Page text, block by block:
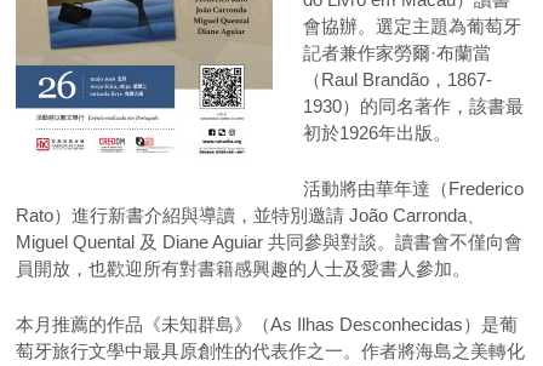
會協辦。選定主題為葡萄牙
記者兼作家勞爾·布蘭當
（Raul Brandão，1867-
1930）的同名著作，該書最
初於1926年出版。
活動將由華年達（Frederico
Rato）進行新書介紹與導讀，並特別邀請 João Carronda、
Miguel Quental 及 Diane Aguiar 共同參與對談。讀書會不僅向會
員開放，也歡迎所有對書籍感興趣的人士及愛書人參加。
本月推薦的作品《未知群島》（As Ilhas Desconhecidas）是葡
萄牙旅行文學中最具原創性的代表作之一。作者將海島之美轉化